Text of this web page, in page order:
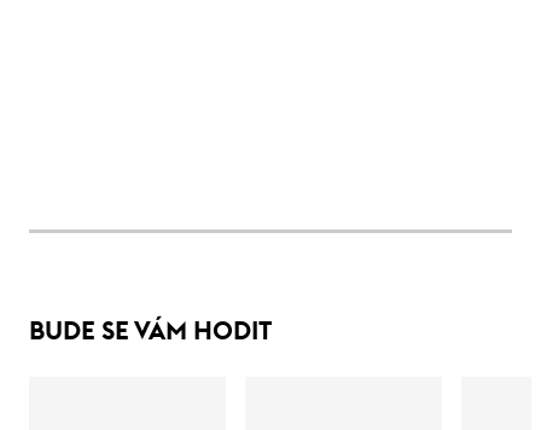
BUDE SE VÁM HODIT